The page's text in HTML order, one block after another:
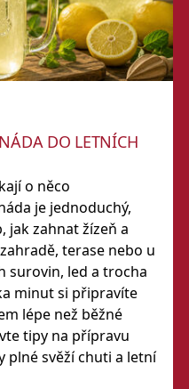
DO LETNÍCH
o něco
je jednoduchý,
jak zahnat žízeň a
terase nebo u
surovin, led a trocha
minut si připravíte
lépe než běžné
tipy na přípravu
plné svěží chuti a letní